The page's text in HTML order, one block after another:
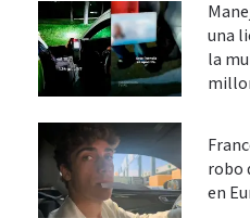
una
la
robo
en